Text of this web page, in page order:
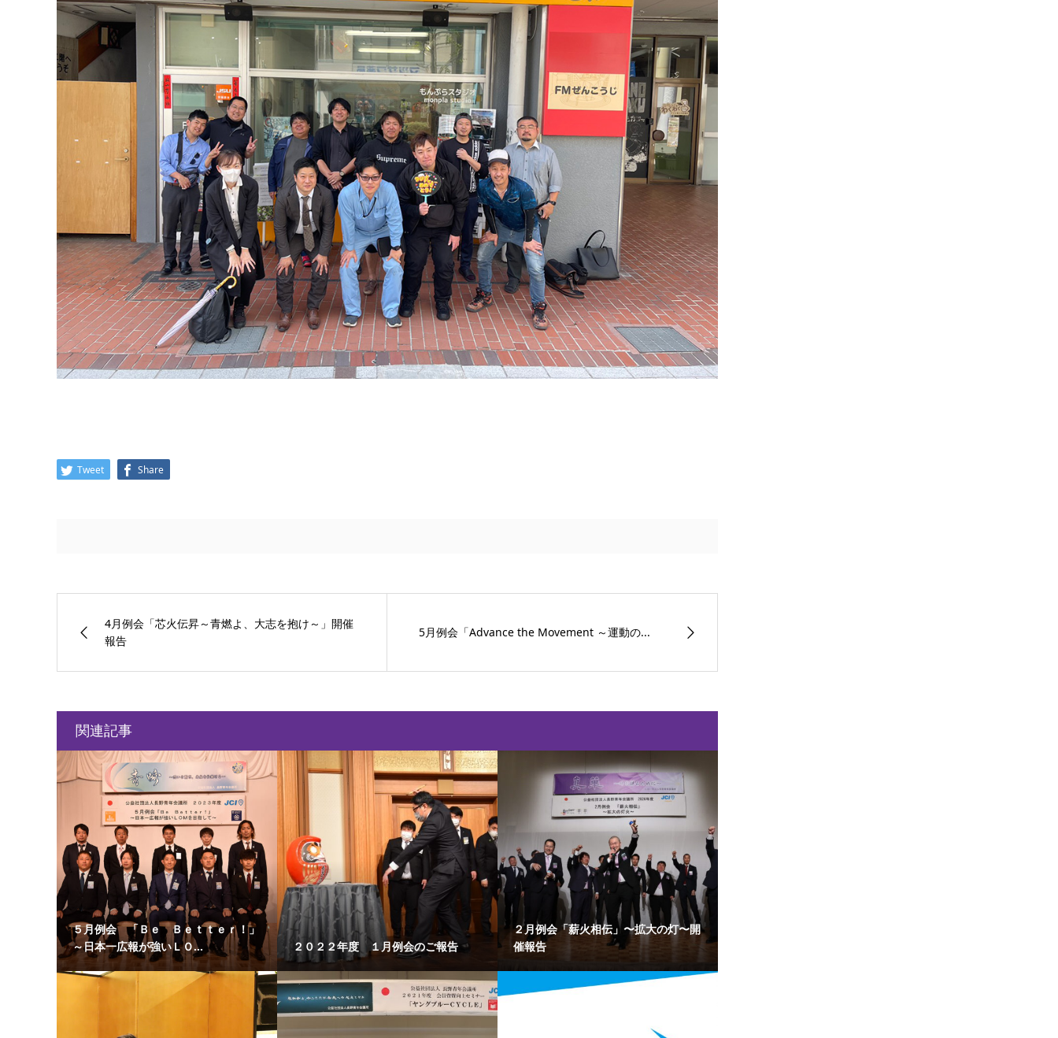
Tweet Share
4月例会「芯火伝昇～青燃よ、大志を抱け～」開催
報告
5月例会「Advance the Movement ～運動の...
関連記事
５月例会 「Ｂｅ Ｂｅｔｔｅｒ！」
～日本一広報が強いＬＯ...
２０２２年度 １月例会のご報告
２月例会「薪火相伝」〜拡大の灯〜開
催報告